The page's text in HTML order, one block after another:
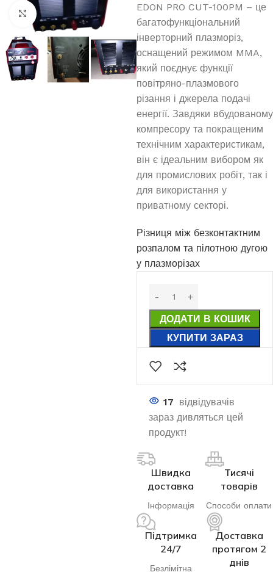
Клацніть, щоб збільшити
EDON PRO CUT-100PM – це
багатофункціональний
інверторний плазморіз,
оснащений режимом MMA,
який поєднує функції
повітряно-плазмового
різання і джерела подачі
енергії. Завдяки вбудованому
компресору та покращеним
технічним характеристикам,
він є ідеальним вибором як
для промислових робіт, так і
для використання у
приватному секторі.
Різниця між безконтактним
розпалом та пілотною дугою
у плазморізах
ДОДАТИ В КОШИК
КУПИТИ ЗАРАЗ
17 відвідувачів
зараз дивляться цей
продукт!
Швидка
доставка
Інформація
Тисячі
товарів
Способи оплати
Підтримка
24/7
Безлімітна
Доставка
протягом 2
днів